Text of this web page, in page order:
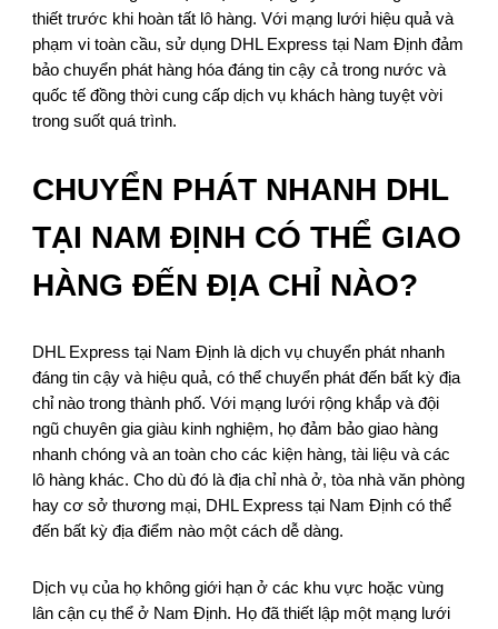
thiết trước khi hoàn tất lô hàng. Với mạng lưới hiệu quả và
phạm vi toàn cầu, sử dụng DHL Express tại Nam Định đảm
bảo chuyển phát hàng hóa đáng tin cậy cả trong nước và
quốc tế đồng thời cung cấp dịch vụ khách hàng tuyệt vời
trong suốt quá trình.
CHUYỂN PHÁT NHANH DHL
TẠI NAM ĐỊNH CÓ THỂ GIAO
HÀNG ĐẾN ĐỊA CHỈ NÀO?
DHL Express tại Nam Định là dịch vụ chuyển phát nhanh
đáng tin cậy và hiệu quả, có thể chuyển phát đến bất kỳ địa
chỉ nào trong thành phố. Với mạng lưới rộng khắp và đội
ngũ chuyên gia giàu kinh nghiệm, họ đảm bảo giao hàng
nhanh chóng và an toàn cho các kiện hàng, tài liệu và các
lô hàng khác. Cho dù đó là địa chỉ nhà ở, tòa nhà văn phòng
hay cơ sở thương mại, DHL Express tại Nam Định có thể
đến bất kỳ địa điểm nào một cách dễ dàng.
Dịch vụ của họ không giới hạn ở các khu vực hoặc vùng
lân cận cụ thể ở Nam Định. Họ đã thiết lập một mạng lưới